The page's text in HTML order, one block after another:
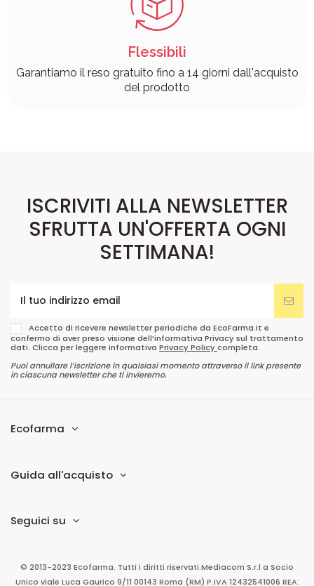
Flessibili
Garantiamo il reso gratuito fino a 14 giorni dall'acquisto
del prodotto
ISCRIVITI ALLA NEWSLETTER
SFRUTTA UN'OFFERTA OGNI
SETTIMANA!
Accetto di ricevere newsletter periodiche da EcoFarma.it e
confermo di aver preso visione dell’informativa Privacy sul trattamento
dati. Clicca per leggere informativa Privacy Policycompleta.
Puoi annullare l’iscrizione in qualsiasi momento attraverso il link presente
in ciascuna newsletter che ti invieremo.
Ecofarma
Guida all'acquisto
Seguici su
© 2013-2023 Ecofarma. Tutti i diritti riservati.Mediacom S.r.l a Socio
Unico viale Luca Gaurico 9/11 00143 Roma (RM) P.IVA 12432541006 REA: